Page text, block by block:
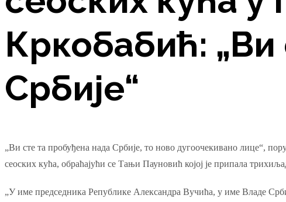
Кркобабић:
Србије“
„Ви сте та пробуђена нада Србије, то ново дугоочекивано лице“,
сеоских кућа, обраћајући се Тањи Пауновић којој је припала
„У име председника Републике Александра Вучића, у име Владе